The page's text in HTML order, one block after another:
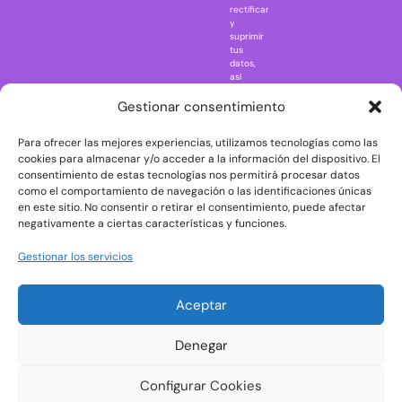
Gestionar consentimiento
Para ofrecer las mejores experiencias, utilizamos tecnologías como las
cookies para almacenar y/o acceder a la información del dispositivo. El
consentimiento de estas tecnologías nos permitirá procesar datos
como el comportamiento de navegación o las identificaciones únicas
en este sitio. No consentir o retirar el consentimiento, puede afectar
negativamente a ciertas características y funciones.
Gestionar los servicios
Aceptar
Denegar
Configurar Cookies
Rick and
The Big Bang
Theory
The Blues
Brothers
The
The Shining
rectificar
y
suprimir
tus
datos,
así
ejercer
consultando
la
información
adicional
y
detallada
sobre